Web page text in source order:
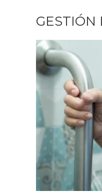
GESTIÓN